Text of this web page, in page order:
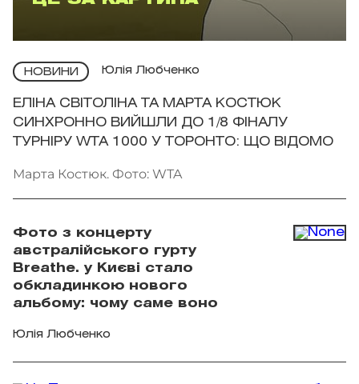
НОВИНИ Юлія Любченко
ЕЛІНА СВІТОЛІНА ТА МАРТА КОСТЮК
СИНХРОННО ВИЙШЛИ ДО 1/8 ФІНАЛУ
ТУРНІРУ WTA 1000 У ТОРОНТО: ЩО ВІДОМО
Марта Костюк. Фото: WTA
Фото з концерту
австралійського гурту
Breathe. у Києві стало
обкладинкою нового
альбому: чому саме воно
Юлія Любченко